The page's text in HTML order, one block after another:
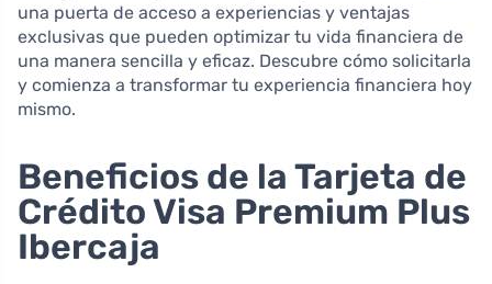
una puerta de acceso a experiencias y ventajas
exclusivas que pueden optimizar tu vida financiera de
una manera sencilla y eficaz. Descubre cómo solicitarla
y comienza a transformar tu experiencia financiera hoy
mismo.
Beneficios de la Tarjeta de
Crédito Visa Premium Plus
Ibercaja